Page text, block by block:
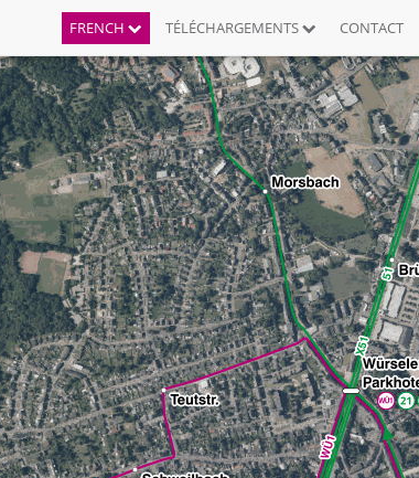
FRENCH TÉLÉCHARGEMENTS CONTACT